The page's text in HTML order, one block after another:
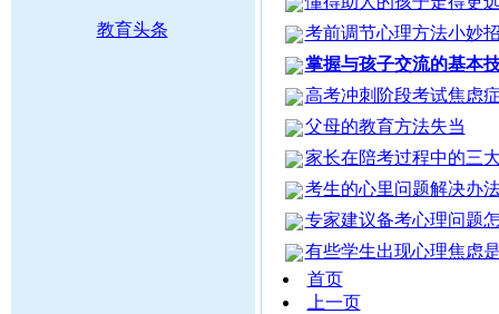
教育头条
考前调节心理方法小妙
掌握与孩子交流的基本
高考冲刺阶段考试焦虑
父母的教育方法失当
家长在陪考过程中的三
考生的心里问题解决办
专家建议备考心理问题
有些学生出现心理焦虑
首页
上一页